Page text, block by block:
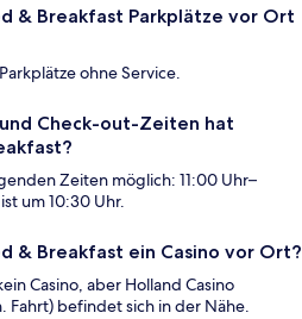
& Breakfast Parkplätze vor Ort
ohne Service.
Check-out-Zeiten hat
Zeiten möglich: 11:00 Uhr–
um 10:30 Uhr.
& Breakfast ein Casino vor Ort?
Casino, aber Holland Casino
Fahrt) befindet sich in der Nähe.